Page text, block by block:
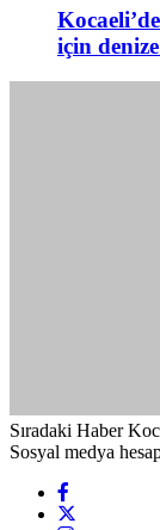
için
Sıradaki Haber
Sosyal medya